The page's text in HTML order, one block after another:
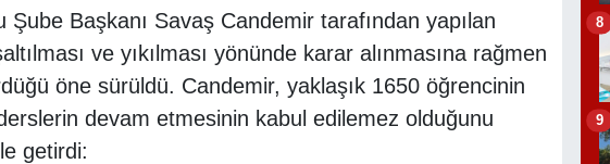
Başkanı Savaş Candemir tarafından yapılan
ve yıkılması yönünde karar alınmasına rağmen
öne sürüldü. Candemir, yaklaşık 1650 öğrencinin
devam etmesinin kabul edilemez olduğunu
getirdi:
8
9